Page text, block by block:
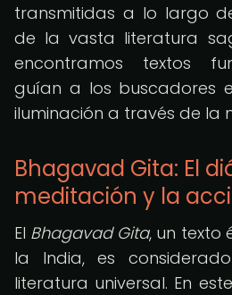
transmitidas a lo largo
de la vasta literatura
encontramos textos
guían a los buscadores
iluminación a través de la
Bhagavad Gita: El
meditación y la
El Bhagavad Gita, un texto
la India, es
literatura universal. En